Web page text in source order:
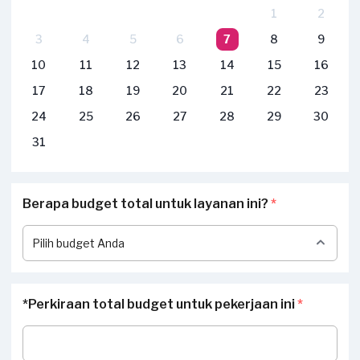
1
2
3
4 5 6 7 8
9
10
11 12 13 14 15
16
17
18 19 20 21 22
23
24
25 26 27 28 29
30
31
Berapa budget total untuk layanan ini? *
*Perkiraan total budget untuk pekerjaan ini*